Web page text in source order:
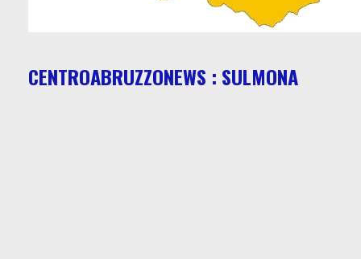
CENTROABRUZZONEWS : SULMONA